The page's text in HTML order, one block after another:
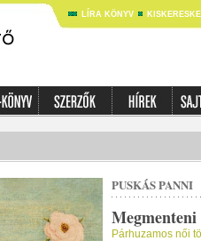
LÍRA KÖNYV
PUSKÁS PANNI
Párhuzamos női